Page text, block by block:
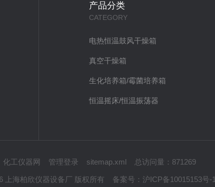
产品分类
CATEGORY
电热恒温鼓风干燥箱
真空干燥箱
生化培养箱/霉菌培养箱
恒温摇床/恒温振荡器
化工仪器网 管理登录 sitemap.xml 总访问量：871269
上海柏欣仪器设备厂 版权所有 备案号： 沪ICP备10015153号-1